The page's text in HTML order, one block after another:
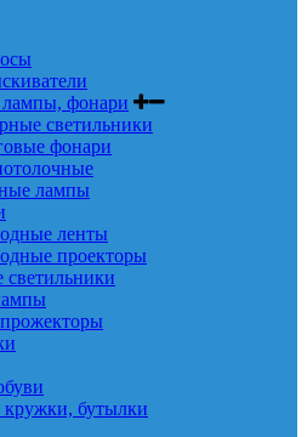
фонари
светильники
фонари
лампы
ленты
проекторы
бутылки